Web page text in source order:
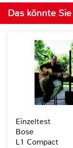
Das könnte
Einzeltest
Bose
L1 Compact